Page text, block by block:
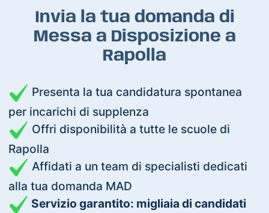
Invia la tua domanda di
Messa a Disposizione a
Rapolla
Presenta la tua candidatura spontanea
per incarichi di supplenza
Offri disponibilità a tutte le scuole di
Rapolla
Affidati a un team di specialisti dedicati
alla tua domanda MAD
Servizio garantito: migliaia di candidati